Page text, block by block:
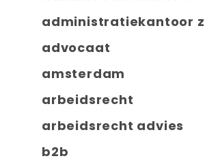
administratiekantoor
advocaat
amsterdam
arbeidsrecht
arbeidsrecht advies
b2b